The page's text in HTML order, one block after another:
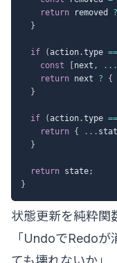
return removed ?
}
if (action.type
const
next , ...
return next ? {
}
if (action.type
return { ...
}
return state;
}
状態更新を純粋関
「UndoでRedo